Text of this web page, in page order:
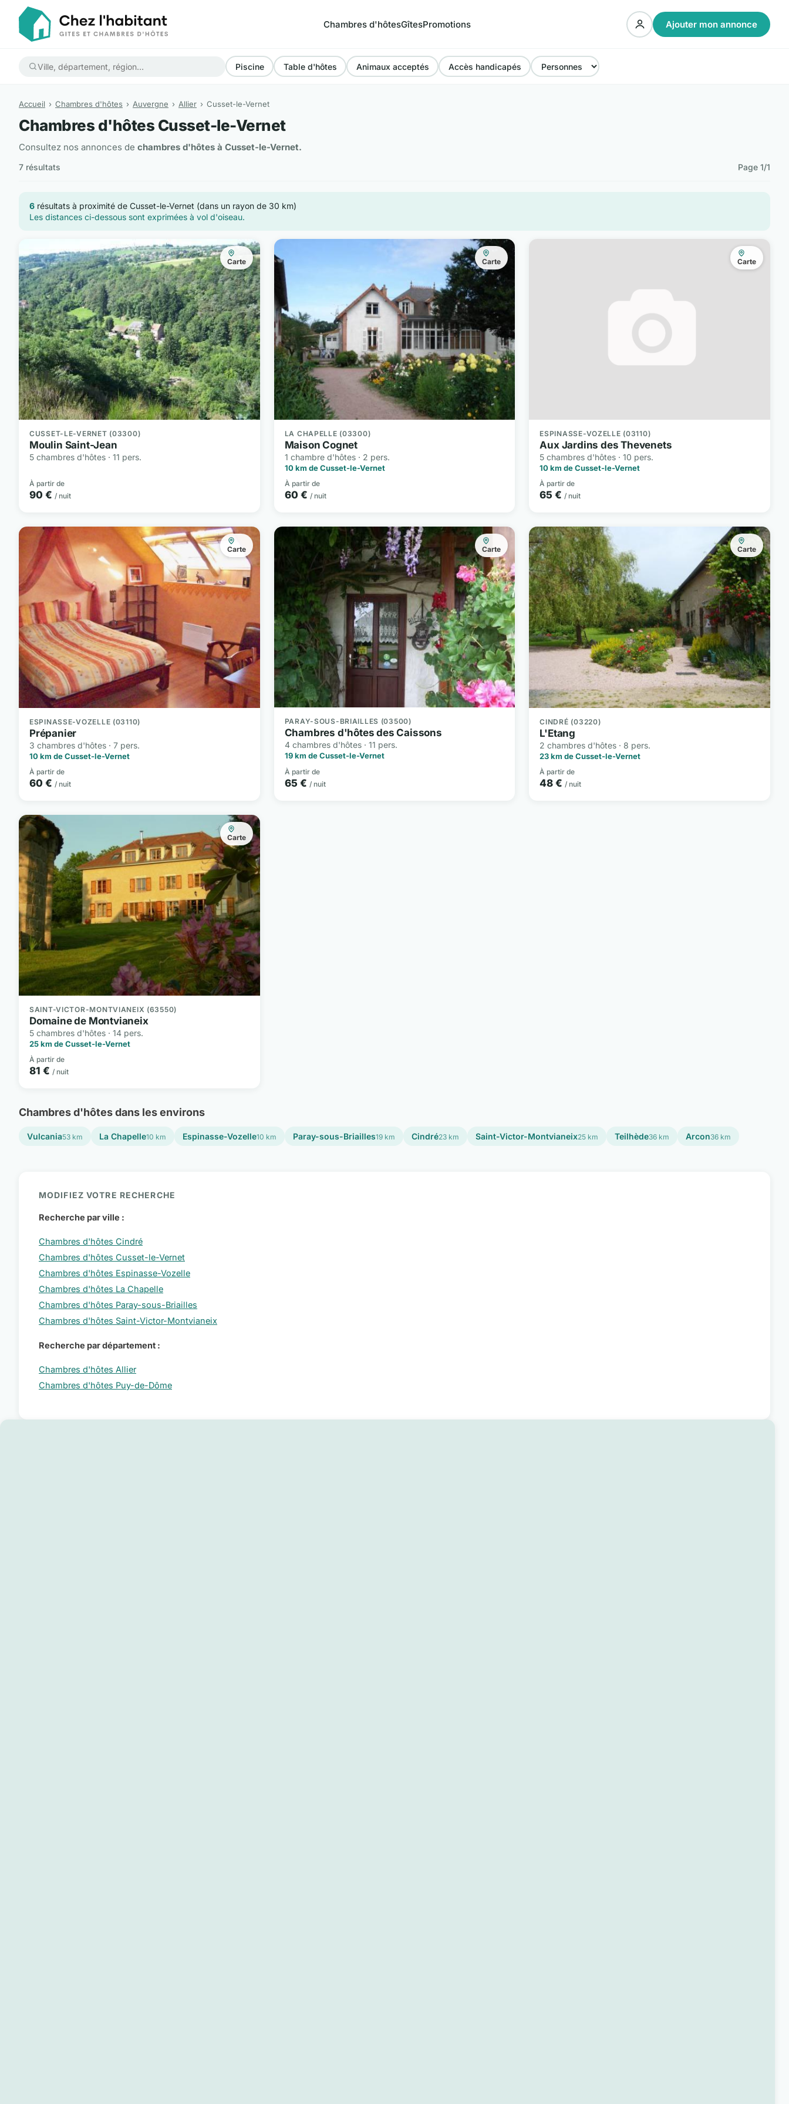
Chambres d'hôtesGîtesPromotions Ajouter mon annonce
Piscine Table d'hôtes Animaux acceptés Accès handicapés
Accueil Chambres d'hôtes Auvergne Allier Cusset-le-Vernet
Chambres d'hôtes Cusset-le-Vernet
Consultez nos annonces de chambres d'hôtes à Cusset-le-Vernet.
7 résultats Page 1/1
6 résultats à proximité de Cusset-le-Vernet (dans un rayon de 30 km)
Les distances ci-dessous sont exprimées à vol d'oiseau.
Carte
CUSSET-LE-VERNET (03300)
Moulin Saint-Jean
5 chambres d'hôtes · 11 pers.
À partir de
90 € / nuit
Carte
LA CHAPELLE (03300)
Maison Cognet
1 chambre d'hôtes · 2 pers.
10 km de Cusset-le-Vernet
À partir de
60 € / nuit
Carte
ESPINASSE-VOZELLE (03110)
Aux Jardins des Thevenets
5 chambres d'hôtes · 10 pers.
10 km de Cusset-le-Vernet
À partir de
65 €/ nuit
Carte
ESPINASSE-VOZELLE (03110)
Prépanier
3 chambres d'hôtes · 7 pers.
10 km de Cusset-le-Vernet
À partir de
60 € / nuit
Carte
PARAY-SOUS-BRIAILLES (03500)
Chambres d'hôtes des Caissons
4 chambres d'hôtes · 11 pers.
19 km de Cusset-le-Vernet
À partir de
65 € / nuit
Carte
CINDRÉ (03220)
L'Etang
2 chambres d'hôtes · 8 pers.
23 km de Cusset-le-Vernet
À partir de
48 € / nuit
Carte
SAINT-VICTOR-MONTVIANEIX (63550)
Domaine de Montvianeix
5 chambres d'hôtes · 14 pers.
25 km de Cusset-le-Vernet
À partir de
81 € / nuit
Chambres d'hôtes dans les environs
Vulcania53 km La Chapelle10 km Espinasse-Vozelle10 km Paray-sous-Briailles19 km Cindré23 km Saint-Victor-Montvianeix25 km Teilhède36 km Arcon36 km
MODIFIEZ VOTRE RECHERCHE
Recherche par ville :
Chambres d'hôtes Cindré
Chambres d'hôtes Cusset-le-Vernet
Chambres d'hôtes Espinasse-Vozelle
Chambres d'hôtes La Chapelle
Chambres d'hôtes Paray-sous-Briailles
Chambres d'hôtes Saint-Victor-Montvianeix
Recherche par département :
Chambres d'hôtes Allier
Chambres d'hôtes Puy-de-Dôme